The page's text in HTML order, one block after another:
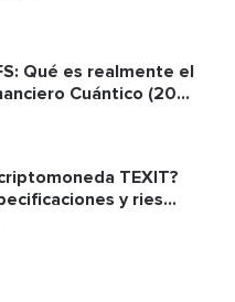
Qué es realmente el
Cuántico (20...
TEXIT?
y ries...